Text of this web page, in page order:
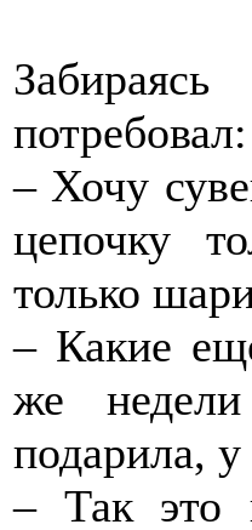
потребовал:
– Хочу
цепочку
только
– Какие
же
подарила, у
– Так это